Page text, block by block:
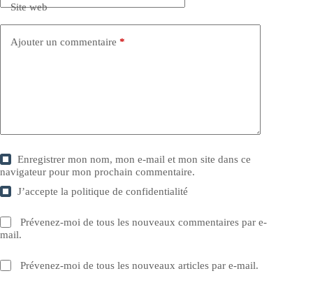
Site web
Ajouter un commentaire *
Enregistrer mon nom, mon e-mail et mon site dans ce
navigateur pour mon prochain commentaire.
J’accepte lapolitique de confidentialité
Prévenez-moi de tous les nouveaux commentaires par e-
mail.
Prévenez-moi de tous les nouveaux articles par e-mail.